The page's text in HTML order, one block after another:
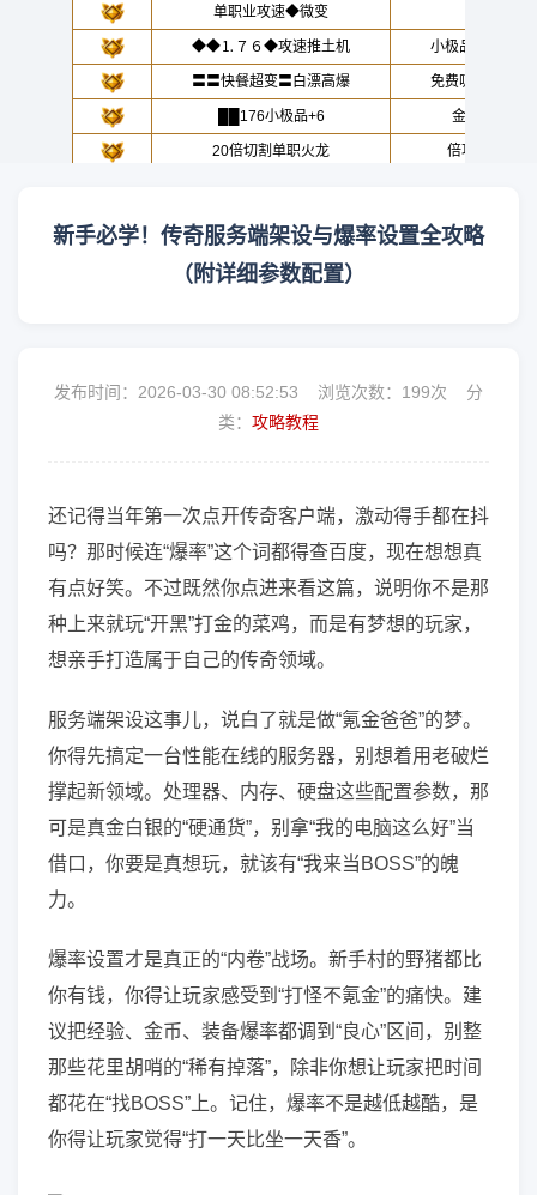
新手必学！传奇服务端架设与爆率设置全攻略
（附详细参数配置）
发布时间：2026-03-30 08:52:53 浏览次数： 199次 分
类： 攻略教程
还记得当年第一次点开传奇客户端，激动得手都在抖
吗？那时候连“爆率”这个词都得查百度，现在想想真
有点好笑。不过既然你点进来看这篇，说明你不是那
种上来就玩“开黑”打金的菜鸡，而是有梦想的玩家，
想亲手打造属于自己的传奇领域。
服务端架设这事儿，说白了就是做“氪金爸爸”的梦。
你得先搞定一台性能在线的服务器，别想着用老破烂
撑起新领域。处理器、内存、硬盘这些配置参数，那
可是真金白银的“硬通货”，别拿“我的电脑这么好”当
借口，你要是真想玩，就该有“我来当BOSS”的魄
力。
爆率设置才是真正的“内卷”战场。新手村的野猪都比
你有钱，你得让玩家感受到“打怪不氪金”的痛快。建
议把经验、金币、装备爆率都调到“良心”区间，别整
那些花里胡哨的“稀有掉落”，除非你想让玩家把时间
都花在“找BOSS”上。记住，爆率不是越低越酷，是
你得让玩家觉得“打一天比坐一天香”。